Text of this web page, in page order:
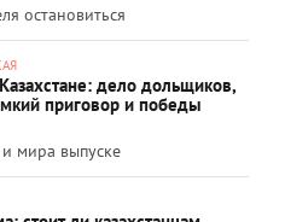
остановиться
дело дольщиков,
приговор и победы
и мира выпуске